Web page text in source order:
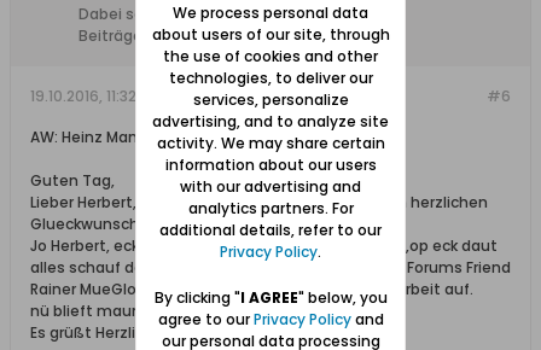
Dabei seit:
08.02.2009
Beiträge:
540
#6
19.10.2016, 11:32
AW: Heinz Mandey schreibt platt - Nickelswalde
Guten Tag,
Lieber Herbert, Dir und deiner Gattin, nachtraeglich herzlichen
Glueckwunsch zur Eiserne Hochzeit.
Jo Herbert, eck haw noch so fehl Wippkes em Kopp,op eck daut
alles schauf daut weht eck noch nich,oawer onser Forums Friend
Rainer MueGlo halpt mij do bij, he nehmt mi veel Orbeit auf.
nü blieft maun raicht korsch on Munta.
Es grüßt Herzlichst Heinz Mandey uit Neckelswohl
We process personal data
about users of our site, through
the use of cookies and other
technologies, to deliver our
services, personalize
advertising, and to analyze site
activity. We may share certain
information about our users
with our advertising and
analytics partners. For
additional details, refer to our
Privacy Policy.
By clicking "I AGREE" below, you
agree to ourPrivacy Policyand
our personal data processing